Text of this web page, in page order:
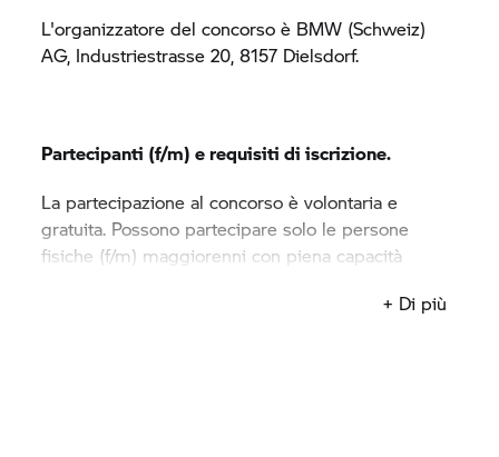
L'organizzatore del concorso è BMW (Schweiz)
AG, Industriestrasse 20, 8157 Dielsdorf.
Partecipanti (f/m) e requisiti di iscrizione.
La partecipazione al concorso è volontaria e
gratuita. Possono partecipare solo le persone
fisiche (f/m) maggiorenni con piena capacità
Liechtenstein. Tutti i dipendenti di BMW (Schweiz)
+ Di più